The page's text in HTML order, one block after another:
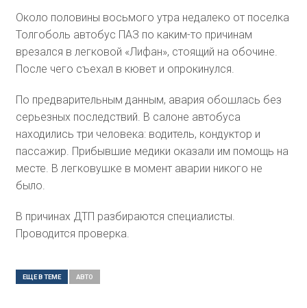
Около половины восьмого утра недалеко от поселка
Толгоболь автобус ПАЗ по каким-то причинам
врезался в легковой «Лифан», стоящий на обочине.
После чего съехал в кювет и опрокинулся.
По предварительным данным, авария обошлась без
серьезных последствий. В салоне автобуса
находились три человека: водитель, кондуктор и
пассажир. Прибывшие медики оказали им помощь на
месте. В легковушке в момент аварии никого не
было.
В причинах ДТП разбираются специалисты.
Проводится проверка.
ЕЩЕ В ТЕМЕ АВТО